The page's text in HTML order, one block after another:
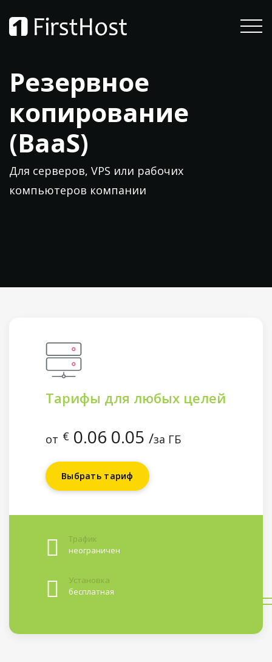
Резервное
копирование
(BaaS)
Для серверов, VPS или рабочих
компьютеров компании
Тарифы для любых целей
от € 0.06 0.05 /за ГБ
Выбрать тариф
Трафик
неограничен
Установка
бесплатная